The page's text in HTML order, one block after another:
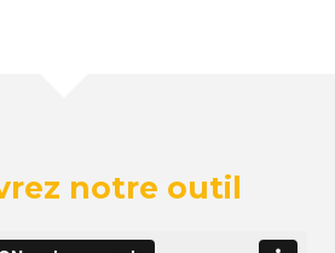
notre outil